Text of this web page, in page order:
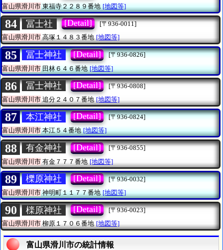
富山県滑川市東福寺２２８９番地 [地図等]
84 冨士社 [Detail]
[〒936-0011]
富山県滑川市高塚１４８３番地 [地図等]
85 冨士神社 [Detail]
[〒936-0826]
富山県滑川市田林６４６番地 [地図等]
86 冨士神社 [Detail]
[〒936-0808]
富山県滑川市 追分２４０７番地 [地図等]
87 本江神社 [Detail]
[〒936-0824]
富山県滑川市本江５４番地 [地図等]
88 有金神社 [Detail]
[〒936-0855]
富山県滑川市 有金７７７番地 [地図等]
89 櫟原神社 [Detail]
[〒936-0032]
富山県滑川市神明町１１７７番地 [地図等]
90 檪原神社 [Detail]
[〒936-0023]
富山県滑川市柳原１７０６番地 [地図等]
富山県滑川市の統計情報